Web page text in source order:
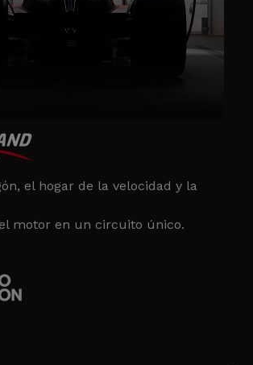
el hogar de la velocidad y la
motor en un circuito único.